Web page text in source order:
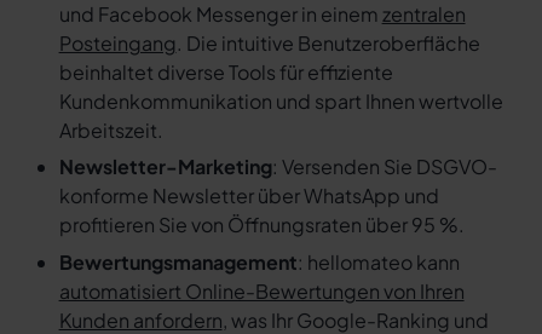
und Facebook Messenger in einem zentralen
Posteingang. Die intuitive Benutzeroberfläche
beinhaltet diverse Tools für effiziente
Kundenkommunikation und spart Ihnen wertvolle
Arbeitszeit.
Newsletter-Marketing: Versenden Sie DSGVO-
konforme Newsletter über WhatsApp und
profitieren Sie von Öffnungsraten über 95 %.
Bewertungsmanagement: hellomateo kann
automatisiert Online-Bewertungen von Ihren
Kunden anfordern, was Ihr Google-Ranking und